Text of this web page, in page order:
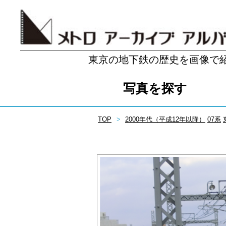
東京の地下鉄の歴史を画像で
写真を探す
TOP 2000年代（平成12年以降） 07系